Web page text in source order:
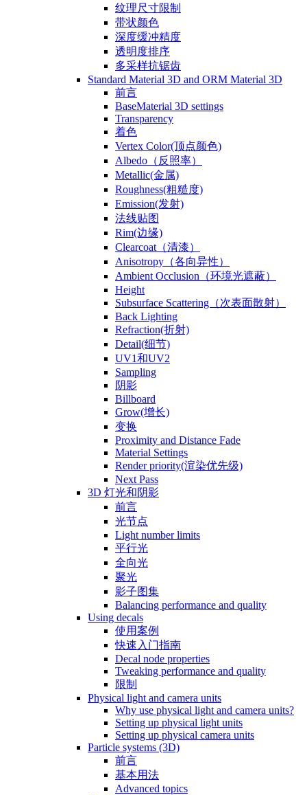
纹理尺寸限制
带状颜色
深度缓冲精度
透明度排序
多采样抗锯齿
Standard Material 3D and ORM Material 3D
前言
BaseMaterial 3D settings
Transparency
着色
Vertex Color(顶点颜色)
Albedo（反照率）
Metallic(金属)
Roughness(粗糙度)
Emission(发射)
法线贴图
Rim(边缘)
Clearcoat（清漆）
Anisotropy（各向异性）
Ambient Occlusion（环境光遮蔽）
Height
Subsurface Scattering（次表面散射）
Back Lighting
Refraction(折射)
Detail(细节)
UV1和UV2
Sampling
阴影
Billboard
Grow(增长)
变换
Proximity and Distance Fade
Material Settings
Render priority(渲染优先级)
Next Pass
3D 灯光和阴影
前言
光节点
Light number limits
平行光
全向光
聚光
影子图集
Balancing performance and quality
Using decals
使用案例
快速入门指南
Decal node properties
Tweaking performance and quality
限制
Physical light and camera units
Why use physical light and camera units?
Setting up physical light units
Setting up physical camera units
Particle systems (3D)
前言
基本用法
Advanced topics